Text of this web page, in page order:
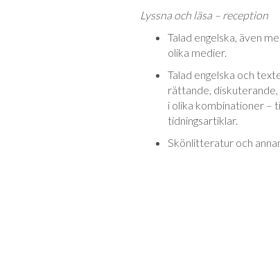
Lyssna och läsa – reception
Talad engelska, även
olika medier.
Talad engelska och
rättande,
i olika kombinationer –
tidningsartiklar.
Skönlitteratur och